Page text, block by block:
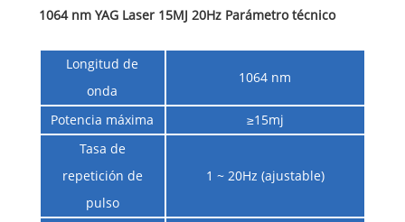
1064 nm YAG Laser 15MJ 20Hz Parámetro técnico
Longitud de
onda
1064 nm
Potencia máxima
≥15mj
Tasa de
repetición de
pulso
1 ~ 20Hz (ajustable)